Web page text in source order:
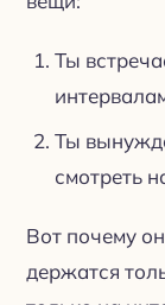
Ты
Ты
смотреть
Вот почему
держатся